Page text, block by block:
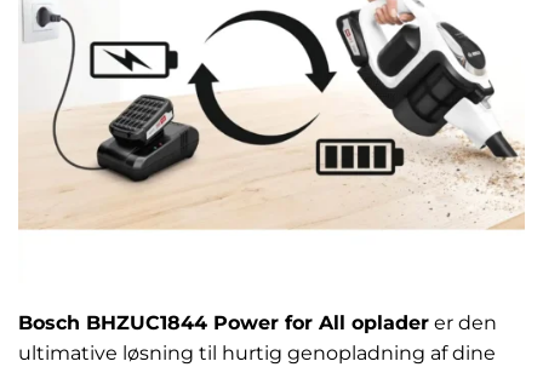
Bosch BHZUC1844 Power for All oplader er den
ultimative løsning til hurtig genopladning af dine